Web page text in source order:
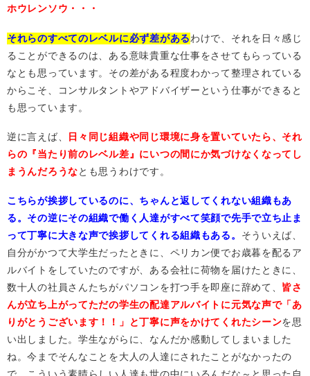
ホウレンソウ・・・
それらのすべてのレベルに必ず差があるわけで、それを日々感じ
ることができるのは、ある意味貴重な仕事をさせてもらっている
なとも思っています。その差がある程度わかって整理されている
からこそ、コンサルタントやアドバイザーという仕事ができると
も思っています。
逆に言えば、
日々同じ組織や同じ環境に身を置いていたら、それ
らの『当たり前のレベル差』にいつの間にか気づけなくなってし
まうんだろうなとも思うわけです。
こちらが挨拶しているのに、ちゃんと返してくれない組織もあ
る。その逆にその組織で働く人達がすべて笑顔で先手で立ち止ま
って丁寧に大きな声で挨拶してくれる組織もある。 そういえば、
自分がかつて大学生だったときに、ペリカン便でお歳暮を配るア
ルバイトをしていたのですが、ある会社に荷物を届けたときに、
数十人の社員さんたちがパソコンを打つ手を即座に辞めて、 皆さ
んが立ち上がってただの学生の配達アルバイトに元気な声で「あ
りがとうございます！！」と丁寧に声をかけてくれたシーンを思
い出しました。学生ながらに、なんだか感動してしまいました
ね。今までそんなことを大人の人達にされたことがなかったの